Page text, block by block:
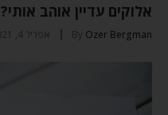
אלוקים עדיין אוהב אותי?
By Ozer Bergman אפריל 4, 2021